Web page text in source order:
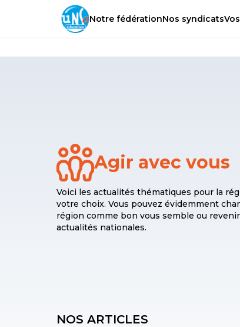
Notre fédérationNos syndicatsVos
Agir avec vous
Voici les actualités thématiques pour la
votre choix. Vous pouvez évidemment
région comme bon vous semble ou
actualités nationales.
NOS ARTICLES